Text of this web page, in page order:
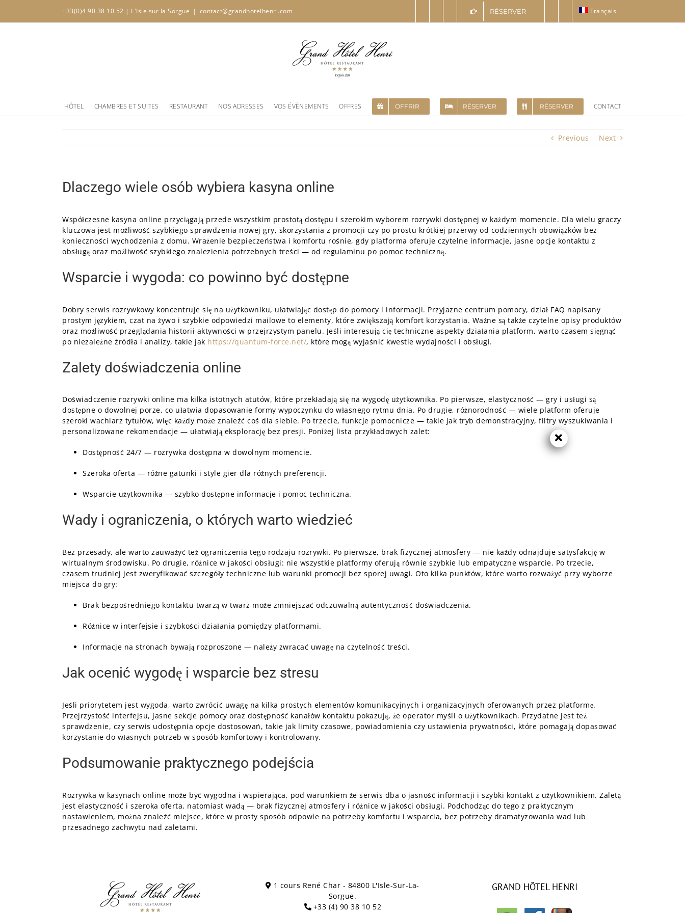
content
+33(0)4 90 38 10 52 | L'Isle sur la Sorgue | contact@grandhotelhenri.com RÉSERVER Français
HÔTEL CHAMBRES ET SUITES RESTAURANT NOS ADRESSES VOS ÉVÈNEMENTS OFFRES OFFRIR RÉSERVER RÉSERVER CONTACT
Previous Next
Dlaczego wiele osób wybiera kasyna online
Współczesne kasyna online przyciągają przede wszystkim prostotą dostępu i szerokim wyborem rozrywki dostępnej w każdym momencie. Dla wielu graczy
kluczowa jest możliwość szybkiego sprawdzenia nowej gry, skorzystania z promocji czy po prostu krótkiej przerwy od codziennych obowiązków bez
konieczności wychodzenia z domu. Wrażenie bezpieczeństwa i komfortu rośnie, gdy platforma oferuje czytelne informacje, jasne opcje kontaktu z
obsługą oraz możliwość szybkiego znalezienia potrzebnych treści — od regulaminu po pomoc techniczną.
Wsparcie i wygoda: co powinno być dostępne
Dobry serwis rozrywkowy koncentruje się na użytkowniku, ułatwiając dostęp do pomocy i informacji. Przyjazne centrum pomocy, dział FAQ napisany
prostym językiem, czat na żywo i szybkie odpowiedzi mailowe to elementy, które zwiększają komfort korzystania. Ważne są także czytelne opisy produktów
oraz możliwość przeglądania historii aktywności w przejrzystym panelu. Jeśli interesują cię techniczne aspekty działania platform, warto czasem sięgnąć
po niezależne źródła i analizy, takie jak https://quantum-force.net/, które mogą wyjaśnić kwestie wydajności i obsługi.
Zalety doświadczenia online
Doświadczenie rozrywki online ma kilka istotnych atutów, które przekładają się na wygodę użytkownika. Po pierwsze, elastyczność — gry i usługi są
dostępne o dowolnej porze, co ułatwia dopasowanie formy wypoczynku do własnego rytmu dnia. Po drugie, różnorodność — wiele platform oferuje
szeroki wachlarz tytułów, więc każdy może znaleźć coś dla siebie. Po trzecie, funkcje pomocnicze — takie jak tryb demonstracyjny, filtry wyszukiwania i
personalizowane rekomendacje — ułatwiają eksplorację bez presji. Poniżej lista przykładowych zalet:
Dostępność 24/7 — rozrywka dostępna w dowolnym momencie.
Szeroka oferta — różne gatunki i style gier dla różnych preferencji.
Wsparcie użytkownika — szybko dostępne informacje i pomoc techniczna.
Wady i ograniczenia, o których warto wiedzieć
Bez przesady, ale warto zauważyć też ograniczenia tego rodzaju rozrywki. Po pierwsze, brak fizycznej atmosfery — nie każdy odnajduje satysfakcję w
wirtualnym środowisku. Po drugie, różnice w jakości obsługi: nie wszystkie platformy oferują równie szybkie lub empatyczne wsparcie. Po trzecie,
czasem trudniej jest zweryfikować szczegóły techniczne lub warunki promocji bez sporej uwagi. Oto kilka punktów, które warto rozważyć przy wyborze
miejsca do gry:
Brak bezpośredniego kontaktu twarzą w twarz może zmniejszać odczuwalną autentyczność doświadczenia.
Różnice w interfejsie i szybkości działania pomiędzy platformami.
Informacje na stronach bywają rozproszone — należy zwracać uwagę na czytelność treści.
Jak ocenić wygodę i wsparcie bez stresu
Jeśli priorytetem jest wygoda, warto zwrócić uwagę na kilka prostych elementów komunikacyjnych i organizacyjnych oferowanych przez platformę.
Przejrzystość interfejsu, jasne sekcje pomocy oraz dostępność kanałów kontaktu pokazują, że operator myśli o użytkownikach. Przydatne jest też
sprawdzenie, czy serwis udostępnia opcje dostosowań, takie jak limity czasowe, powiadomienia czy ustawienia prywatności, które pomagają dopasować
korzystanie do własnych potrzeb w sposób komfortowy i kontrolowany.
Podsumowanie praktycznego podejścia
Rozrywka w kasynach online może być wygodna i wspierająca, pod warunkiem że serwis dba o jasność informacji i szybki kontakt z użytkownikiem. Zaletą
jest elastyczność i szeroka oferta, natomiast wadą — brak fizycznej atmosfery i różnice w jakości obsługi. Podchodząc do tego z praktycznym
nastawieniem, można znaleźć miejsce, które w prosty sposób odpowie na potrzeby komfortu i wsparcia, bez potrzeby dramatyzowania wad lub
przesadnego zachwytu nad zaletami.
1 cours René Char - 84800 L'Isle-Sur-La-
Sorgue.
+33 (4) 90 38 10 52
GRAND HÔTEL HENRI